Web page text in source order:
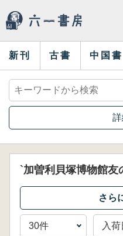
新刊 古書 中国書
`加曽利貝塚博物館友